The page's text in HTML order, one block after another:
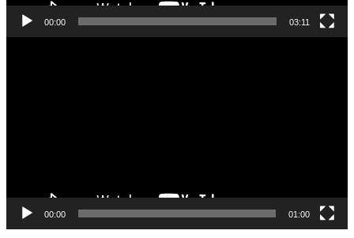
00:00 03:11
00:00 01:00